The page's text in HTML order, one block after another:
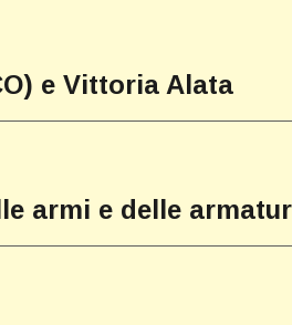
e Vittoria Alata
armi e delle